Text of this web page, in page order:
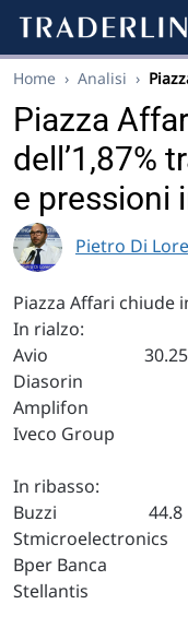
Home › Analisi ›
Piazza
dell’1,87%
e pressioni
Pietro Di
Piazza Affari chiude
In rialzo:
Avio 30.25
Diasorin
Amplifon
Iveco Group
In ribasso:
Buzzi 44.8 -
Bper Banca
Stellantis